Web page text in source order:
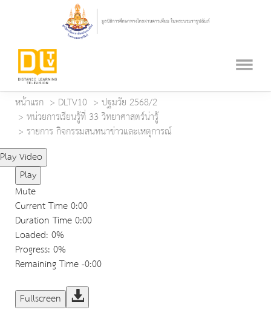
หน้าแรก DLTV10
ปฐมวัย 2568/2
หน่วยการเรียนรู้ที่ 33 วิทยาศาสตร์น่ารู้
รายการ กิจกรรมสนทนาข่าวและเหตุการณ์
Play Video
Play
Mute
Current Time0:00
Duration Time0:00
Loaded: 0%
Progress: 0%
Remaining Time-0:00
Fullscreen